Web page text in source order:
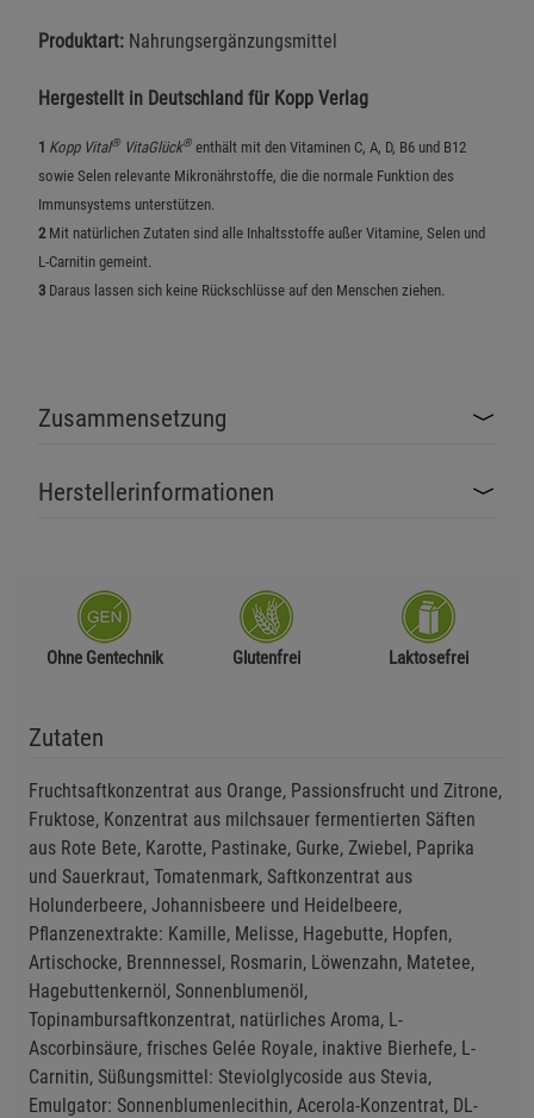
Produktart: Nahrungsergänzungsmittel
Hergestellt in Deutschland für Kopp Verlag
1 Kopp Vital® VitaGlück® enthält mit den Vitaminen C, A, D, B6 und B12
sowie Selen relevante Mikronährstoffe, die die normale Funktion des
Immunsystems unterstützen.
2 Mit natürlichen Zutaten sind alle Inhaltsstoffe außer Vitamine, Selen und
L-Carnitin gemeint.
3 Daraus lassen sich keine Rückschlüsse auf den Menschen ziehen.
Zusammensetzung
Herstellerinformationen
Ohne Gentechnik Glutenfrei Laktosefrei
Zutaten
Fruchtsaftkonzentrat aus Orange, Passionsfrucht und Zitrone,
Fruktose, Konzentrat aus milchsauer fermentierten Säften
aus Rote Bete, Karotte, Pastinake, Gurke, Zwiebel, Paprika
und Sauerkraut, Tomatenmark, Saftkonzentrat aus
Holunderbeere, Johannisbeere und Heidelbeere,
Pflanzenextrakte: Kamille, Melisse, Hagebutte, Hopfen,
Artischocke, Brennnessel, Rosmarin, Löwenzahn, Matetee,
Hagebuttenkernöl, Sonnenblumenöl,
Topinambursaftkonzentrat, natürliches Aroma, L-
Ascorbinsäure, frisches Gelée Royale, inaktive Bierhefe, L-
Carnitin, Süßungsmittel: Steviolglycoside aus Stevia,
Emulgator: Sonnenblumenlecithin, Acerola-Konzentrat, DL-